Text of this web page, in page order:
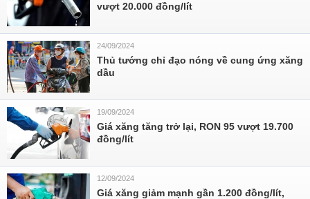
vượt 20.000 đồng/lít
24/09/2024
Thủ tướng chỉ đạo nóng về cung ứng xăng
dầu
19/09/2024
Giá xăng tăng trở lại, RON 95 vượt 19.700
đồng/lít
12/09/2024
Giá xăng giảm mạnh gần 1.200 đồng/lít,